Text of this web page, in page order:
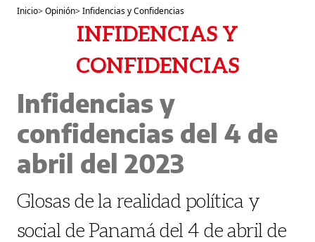
Inicio>Opinión>Infidencias y Confidencias
INFIDENCIAS Y
CONFIDENCIAS
Infidencias y
confidencias del 4 de
abril del 2023
Glosas de la realidad política y
social de Panamá del 4 de abril de